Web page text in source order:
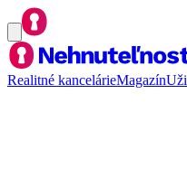
Realitné kancelárieMagazín